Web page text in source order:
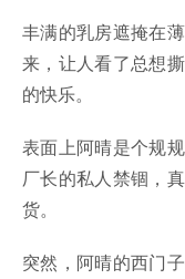
丰满的乳房遮掩在
来，让人看了总想
的快乐。
表面上阿晴是个规
厂长的私人禁锢，
货。
突然，阿晴的西门